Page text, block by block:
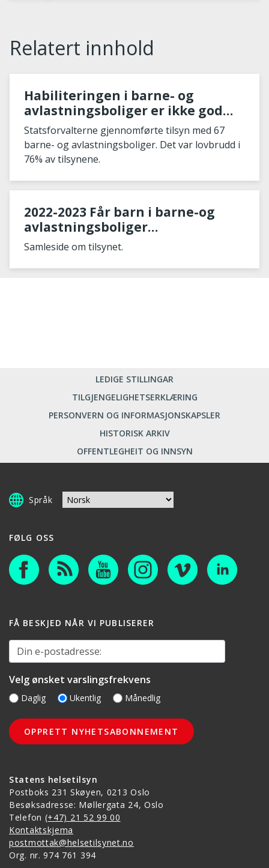
Relatert innhold
Habiliteringen i barne- og
avlastningsboliger er ikke god
nok
Statsforvalterne gjennomførte tilsyn med 67
barne- og avlastningsboliger. Det var lovbrudd i
76% av tilsynene.
2022-2023 Får barn i barne-og
avlastningsboliger
habilitering/opplæring i samsvar
med sine behov?
Samleside om tilsynet.
LEDIGE STILLINGAR
TILGJENGELIGHETSERKLÆRING
PERSONVERN OG INFORMASJONSKAPSLER
HISTORISK ARKIV
OFFENTLEGHEIT OG INNSYN
Språk
Statens helsetilsyn
Postboks 231 Skøyen, 0213 Oslo
Besøksadresse: Møllergata 24, Oslo
Telefon (+47) 21 52 99 00
Kontaktskjema
postmottak@helsetilsynet.no
Org. nr. 974 761 394
FØLG OSS
FÅ BESKJED NÅR VI PUBLISERER
Din e-postadresse:
Velg ønsket varslingsfrekvens
Daglig Ukentlig Månedlig